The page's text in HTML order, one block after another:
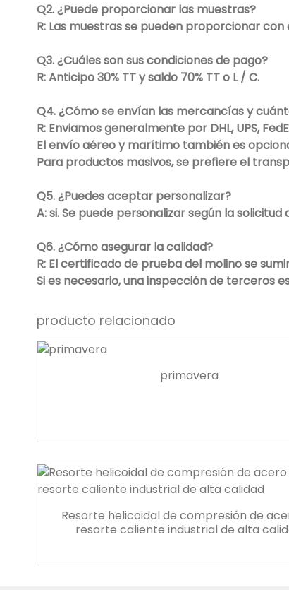
Q2. ¿Puede proporcionar las muestras?
R: Las muestras se pueden proporcionar
Q3. ¿Cuáles son sus condiciones de pago?
R: Anticipo 30% TT y saldo 70% TT o L / C.
Q4. ¿Cómo se envían las mercancías y
R: Enviamos generalmente por DHL, UPS,
El envío aéreo y marítimo también es
Para productos masivos, se prefiere el
Q5. ¿Puedes aceptar personalizar?
A: si. Se puede personalizar según la solicitud
Q6. ¿Cómo asegurar la calidad?
R: El certificado de prueba del molino se
Si es necesario, una inspección de terceros
producto relacionado
primavera
Resorte helicoidal de compresión de
resorte caliente industrial de alta